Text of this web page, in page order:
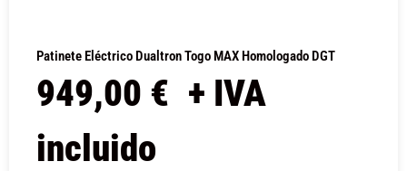
Patinete Eléctrico Dualtron Togo MAX Homologado DGT
949,00 € + IVA
incluido